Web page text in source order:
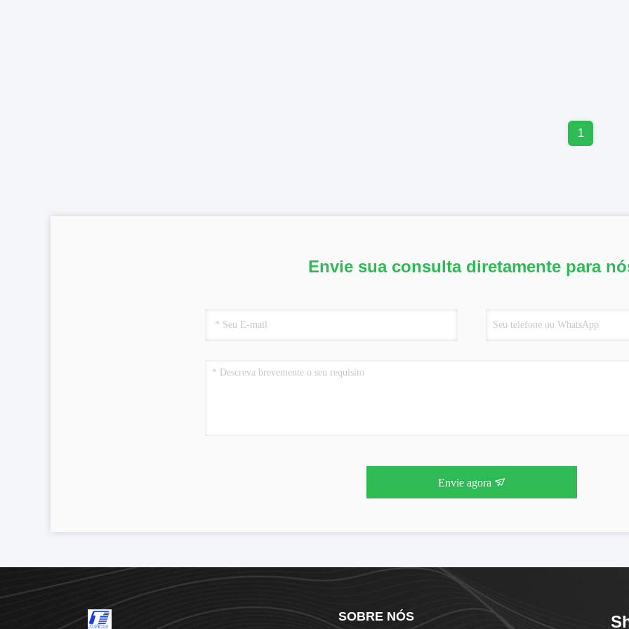
1
Envie sua consulta diretamente para
Envie agora
SOBRE NÓS